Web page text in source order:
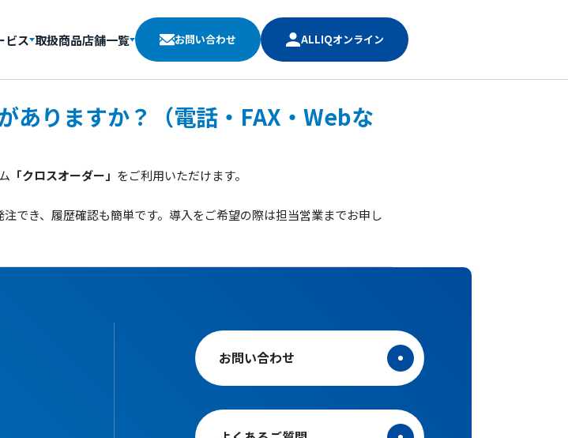
ビス 取扱商品店舗一覧 お問い合わせ ALLIQオンライン
ありますか？（電話・FAX・Webな
「クロスオーダー」 をご利用いただけます。
でき、履歴確認も簡単です。導入をご希望の際は担当営業までお申し
お問い合わせ